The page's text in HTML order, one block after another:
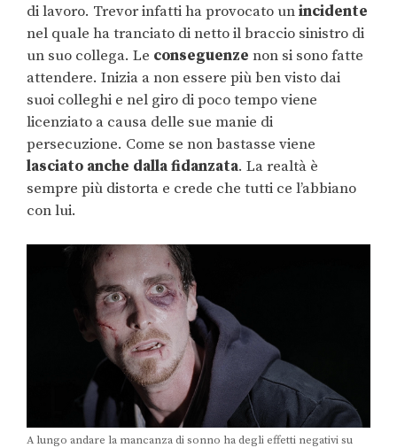
di lavoro. Trevor infatti ha provocato unincidente
nel quale ha tranciato di netto il braccio sinistro di
un suo collega. Le conseguenze non si sono fatte
attendere. Inizia a non essere più ben visto dai
suoi colleghi e nel giro di poco tempo viene
licenziato a causa delle sue manie di
persecuzione. Come se non bastasse viene
lasciato anche dalla fidanzata. La realtà è
sempre più distorta e crede che tutti ce l’abbiano
con lui.
A lungo andare la mancanza di sonno ha degli effetti negativi su